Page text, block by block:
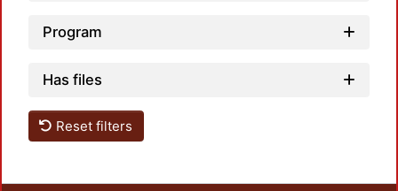
Program
Has files
Reset filters